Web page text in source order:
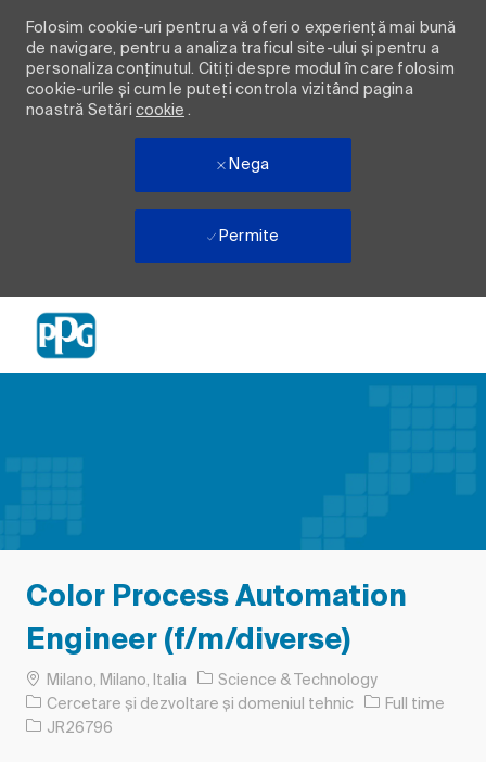
Folosim cookie-uri pentru a vă oferi o experiență mai bună
de navigare, pentru a analiza traficul site-ului și pentru a
personaliza conținutul. Citiți despre modul în care folosim
cookie-urile și cum le puteți controla vizitând pagina
noastră Setări cookie .
Nega
Permite
Color Process Automation
Engineer (f/m/diverse)
LocMilano, Milano, Italia
Science & Technology
Categorie
Cercetare și dezvoltare și domeniul tehnic Tipul postului
Full time
Job IdJR26796